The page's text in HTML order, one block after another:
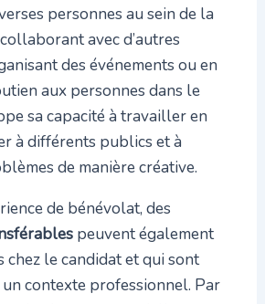
personnes au sein de la
avec d’autres
des événements ou en
aux personnes dans le
sa capacité à travailler en
à différents publics et à
de manière créative.
de bénévolat, des
peuvent également
le candidat et qui sont
contexte professionnel. Par